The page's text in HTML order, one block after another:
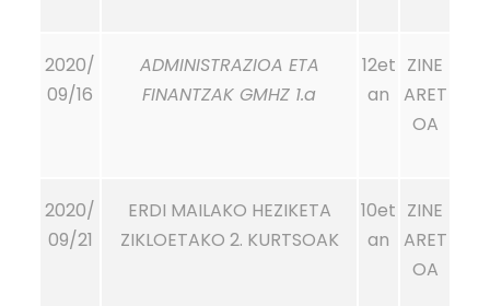
2020/
09/16
ADMINISTRAZIOA ETA
FINANTZAK GMHZ 1.a
12et
an
ZINE
ARET
OA
2020/
09/21
ERDI MAILAKO HEZIKETA
ZIKLOETAKO 2. KURTSOAK
10et
an
ZINE
ARET
OA